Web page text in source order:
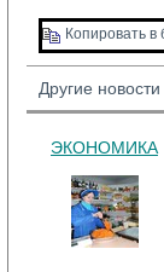
Копировать в
Другие
ЭКОНОМИКА